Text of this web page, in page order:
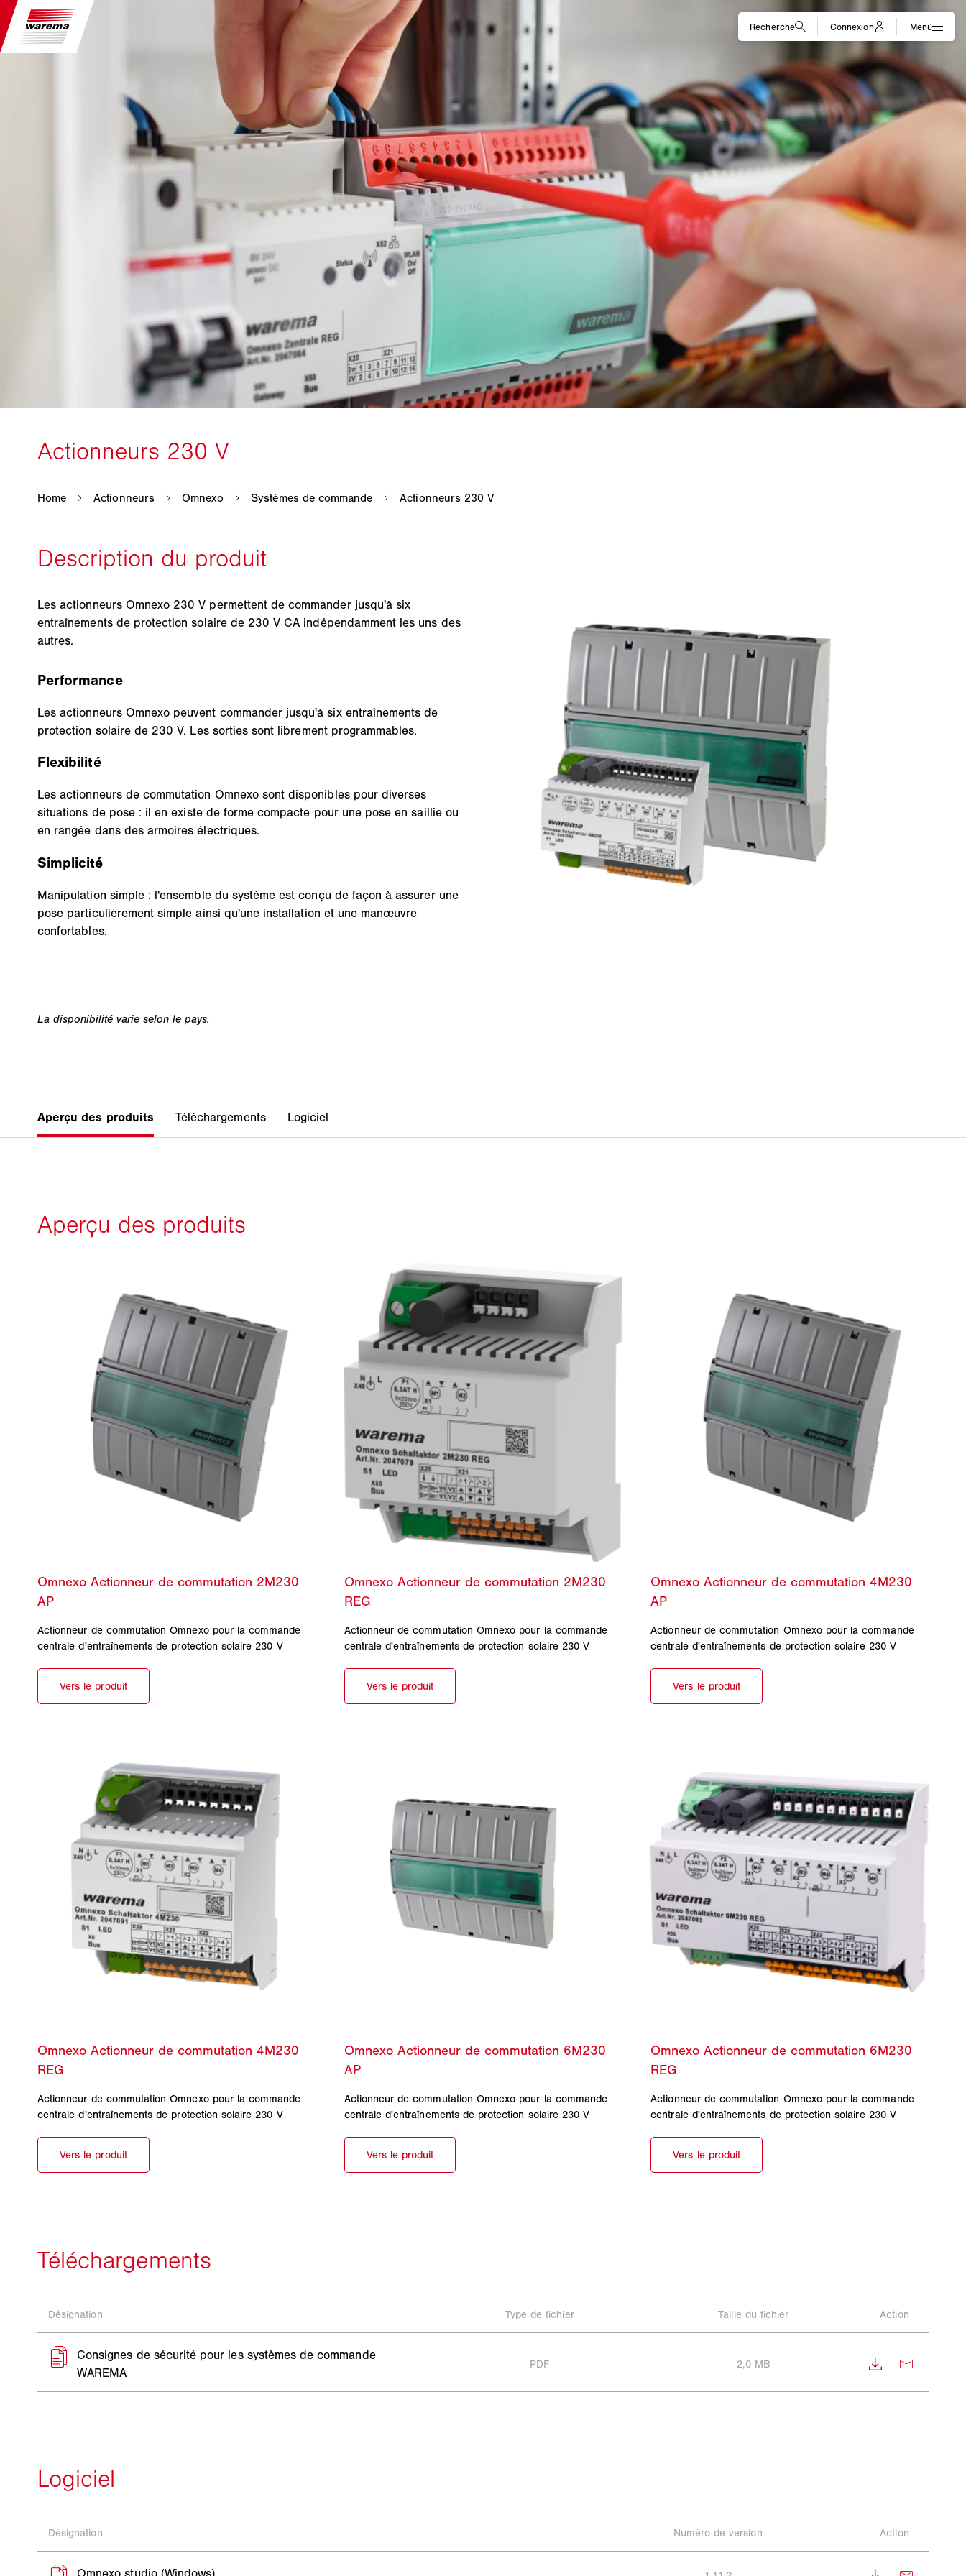
Les actionneurs Omnexo 230 V permettent de commander jusqu'à six
entraînements de protection solaire de 230 V CA indépendamment les uns des
autres.
Performance
Les actionneurs Omnexo peuvent commander jusqu'à six entraînements de
protection solaire de 230 V. Les sorties sont librement programmables.
Flexibilité
Les actionneurs de commutation Omnexo sont disponibles pour diverses
situations de pose : il en existe de forme compacte pour une pose en saillie ou
en rangée dans des armoires électriques.
Simplicité
Manipulation simple : l'ensemble du système est conçu de façon à assurer une
pose particulièrement simple ainsi qu'une installation et une manœuvre
confortables.
Actionneur de commutation Omnexo pour la commande
centrale d'entraînements de protection solaire 230 V
Actionneur de commutation Omnexo pour la commande
centrale d'entraînements de protection solaire 230 V
Actionneur de commutation Omnexo pour la commande
centrale d'entraînements de protection solaire 230 V
Actionneur de commutation Omnexo pour la commande
centrale d'entraînements de protection solaire 230 V
Actionneur de commutation Omnexo pour la commande
centrale d'entraînements de protection solaire 230 V
Actionneur de commutation Omnexo pour la commande
centrale d'entraînements de protection solaire 230 V